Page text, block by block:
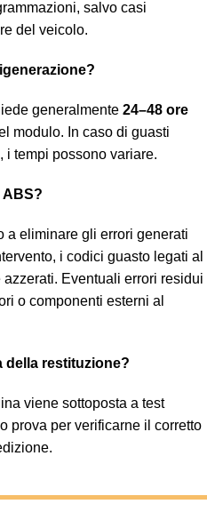
salvo casi
del veicolo.
generalmente 24–48 ore
modulo. In caso di guasti
i tempi possono variare.
ABS?
a eliminare gli errori generati
i codici guasto legati al
Eventuali errori residui
o componenti esterni al
della restituzione?
viene sottoposta a test
prova per verificarne il corretto